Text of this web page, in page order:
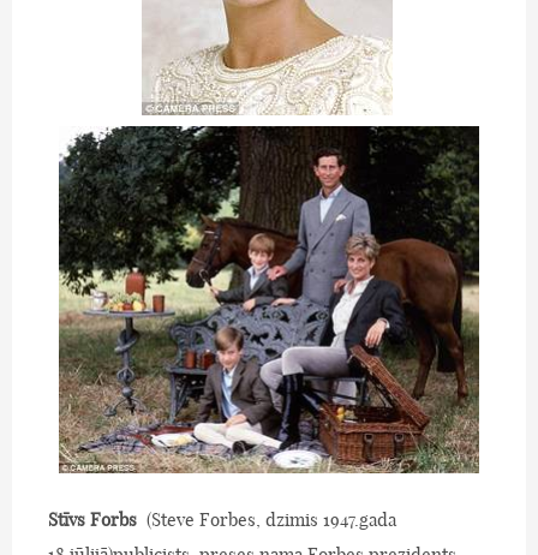
Stīvs Forbs (Steve Forbes, dzimis 1947.gada